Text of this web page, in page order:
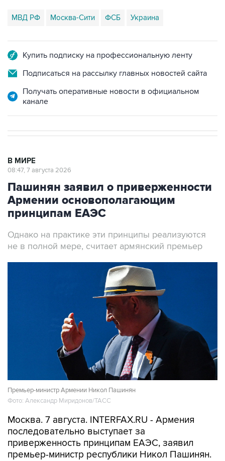
МВД РФ Москва-Сити ФСБ Украина
Купить подписку на профессиональную ленту
Подписаться на рассылку главных новостей сайта
Получать оперативные новости в официальном
канале
В МИРЕ
08:47, 7 августа 2026
Пашинян заявил о приверженности
Армении основополагающим
принципам ЕАЭС
Однако на практике эти принципы реализуются
не в полной мере, считает армянский премьер
Премьер-министр Армении Никол Пашинян
Фото: Александр Миридонов/ТАСС
Москва. 7 августа. INTERFAX.RU - Армения
последовательно выступает за
приверженность принципам ЕАЭС, заявил
премьер-министр республики Никол Пашинян.